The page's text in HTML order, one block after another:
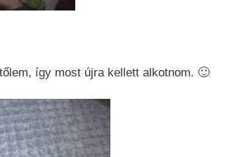
így most újra kellett alkotnom. 🙂